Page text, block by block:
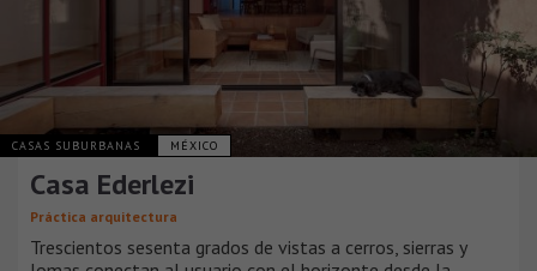
CASAS SUBURBANAS MÉXICO
Casa Ederlezi
Práctica arquitectura
Trescientos sesenta grados de vistas a cerros, sierras y